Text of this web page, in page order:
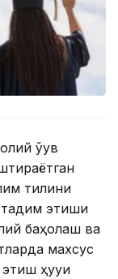
ўқув
тилини
этиши
баҳолаш ва
махсус
ҳуқуқи